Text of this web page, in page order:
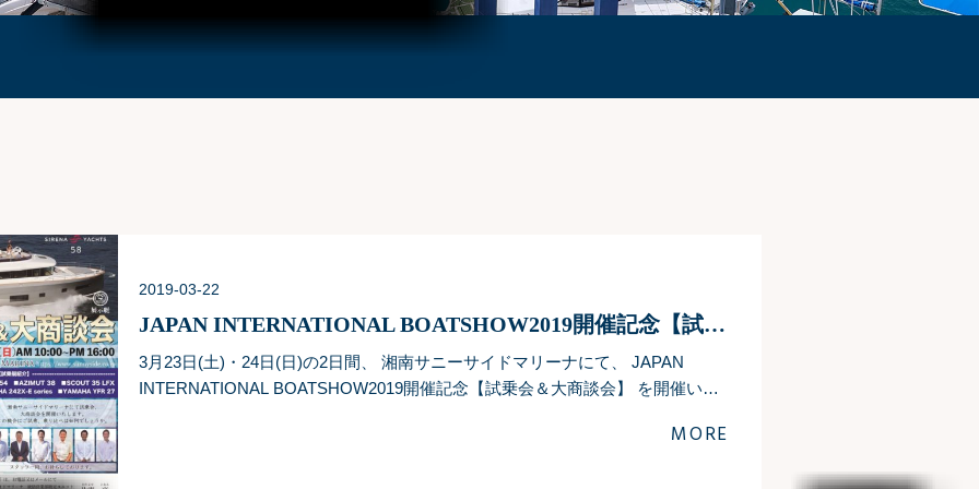
2019-03-22
JAPAN INTERNATIONAL BOATSHOW2019開催記念【試乗会＆大商談会】明日開催！
3月23日(土)・24日(日)の2日間、 湘南サニーサイドマリーナにて、 JAPAN
INTERNATIONAL BOATSHOW2019開催記念【試乗会＆大商談会】 を開催いた
MORE